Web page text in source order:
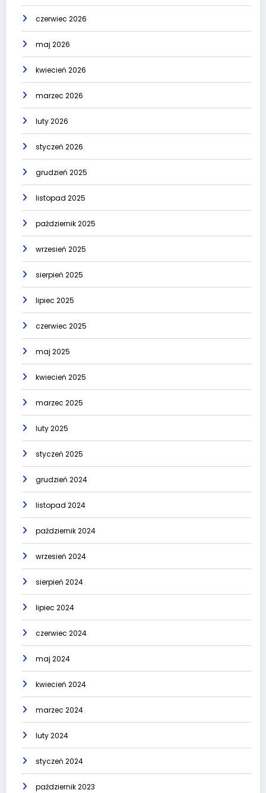
czerwiec 2026
maj 2026
kwiecień 2026
marzec 2026
luty 2026
styczeń 2026
grudzień 2025
listopad 2025
październik 2025
wrzesień 2025
sierpień 2025
lipiec 2025
czerwiec 2025
maj 2025
kwiecień 2025
marzec 2025
luty 2025
styczeń 2025
grudzień 2024
listopad 2024
październik 2024
wrzesień 2024
sierpień 2024
lipiec 2024
czerwiec 2024
maj 2024
kwiecień 2024
marzec 2024
luty 2024
styczeń 2024
październik 2023